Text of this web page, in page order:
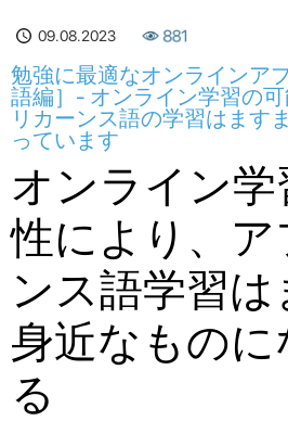
09.08.2023 881
勉強に最適なオンラインア
語編］- オンライン学習の
リカーンス語の学習はます
っています
オンライン
性により、ア
ンス語学習
身近なもの
る